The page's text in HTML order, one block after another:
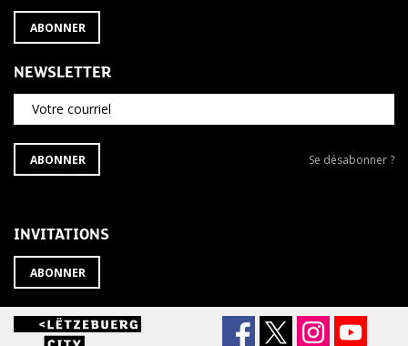
ABONNER
NEWSLETTER
Votre courriel
S'ABONNER
À
ABONNER
Se
Se désabonner ?
INVITATIONS
ABONNER